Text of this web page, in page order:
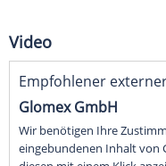
Video
Empfohlener
Glomex GmbH
Wir benötigen Ihre
eingebundenen Inhalt von